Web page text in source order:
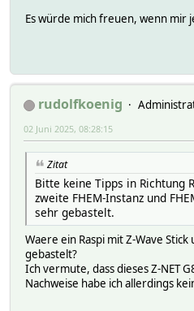
Es würde mich freuen, wenn mir
rudolfkoenig
02 Juni 2025, 08:28:15
Zitat
Bitte keine Tipps in Richtung
zweite FHEM-Instanz und
sehr gebastelt.
Waere ein Raspi mit Z-Wave
gebastelt?
Ich vermute, dass dieses Z-NET
Nachweise habe ich allerdings